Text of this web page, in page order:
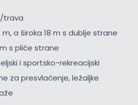
trava
a široka 18 m s dublje strane
s pliće strane
i sportsko-rekreacijski
za presvlačenje, ležaljke